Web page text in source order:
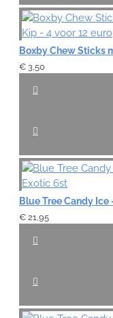
€ 3,50
€ 21,95